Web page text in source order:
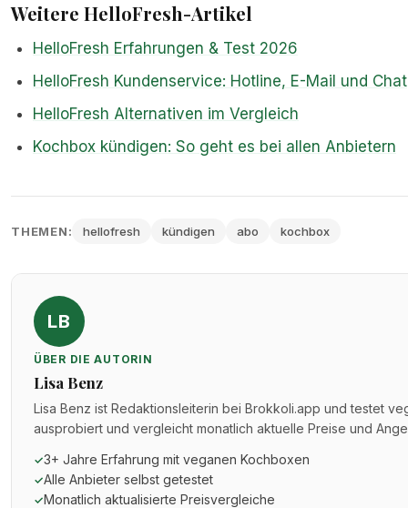
Weitere HelloFresh-Artikel
HelloFresh Erfahrungen & Test 2026
HelloFresh Kundenservice: Hotline, E-Mail und Chat
HelloFresh Alternativen im Vergleich
Kochbox kündigen: So geht es bei allen Anbietern
THEMEN: hellofresh kündigen abo kochbox
LB
ÜBER DIE AUTORIN
Lisa Benz
Lisa Benz ist Redaktionsleiterin bei Brokkoli.app und testet
ausprobiert und vergleicht monatlich aktuelle Preise und
✓3+ Jahre Erfahrung mit veganen Kochboxen
✓Alle Anbieter selbst getestet
✓Monatlich aktualisierte Preisvergleiche